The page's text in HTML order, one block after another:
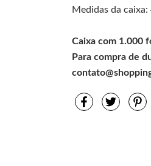
Medidas da
Caixa com 1.000
Para compra de